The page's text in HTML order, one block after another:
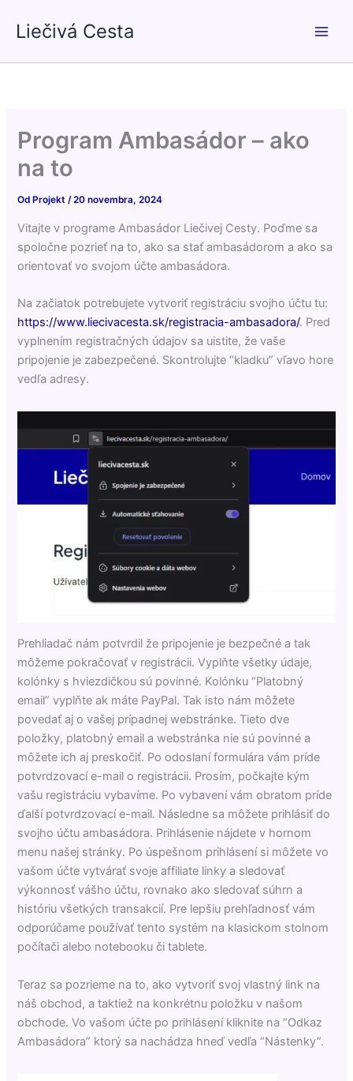
Liečivá Cesta
Program Ambasádor – ako
na to
Od Projekt/20 novembra, 2024
Vitajte v programe Ambasádor Liečivej Cesty. Poďme sa
spoločne pozrieť na to, ako sa stať ambasádorom a ako sa
orientovať vo svojom účte ambasádora.
Na začiatok potrebujete vytvoriť registráciu svojho účtu tu:
https://www.liecivacesta.sk/registracia-ambasadora/. Pred
vyplnením registračných údajov sa uistite, že vaše
pripojenie je zabezpečené. Skontrolujte “kladku” vľavo hore
vedľa adresy.
Prehliadač nám potvrdil že pripojenie je bezpečné a tak
môžeme pokračovať v registrácii. Vyplňte všetky údaje,
kolónky s hviezdičkou sú povinné. Kolónku “Platobný
email” vyplňte ak máte PayPal. Tak isto nám môžete
povedať aj o vašej prípadnej webstránke. Tieto dve
položky, platobný email a webstránka nie sú povinné a
môžete ich aj preskočiť. Po odoslaní formulára vám príde
potvrdzovací e-mail o registrácii. Prosím, počkajte kým
vašu registráciu vybavíme. Po vybavení vám obratom príde
ďalší potvrdzovací e-mail. Následne sa môžete prihlásiť do
svojho účtu ambasádora. Prihlásenie nájdete v hornom
menu našej stránky. Po úspešnom prihlásení si môžete vo
vašom účte vytvárať svoje affiliate linky a sledovať
výkonnosť vášho účtu, rovnako ako sledovať súhrn a
históriu všetkých transakcií. Pre lepšiu prehľadnosť vám
odporúčame používať tento systém na klasickom stolnom
počítači alebo notebooku či tablete.
Teraz sa pozrieme na to, ako vytvoriť svoj vlastný link na
náš obchod, a taktiež na konkrétnu položku v našom
obchode. Vo vašom účte po prihlásení kliknite na “Odkaz
Ambasádora” ktorý sa nachádza hneď vedľa “Nástenky”.